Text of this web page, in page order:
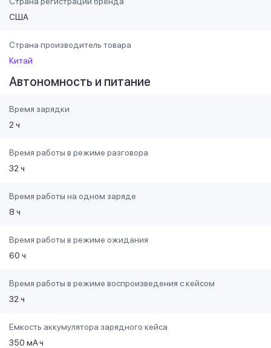
США
Страна производитель товара
Китай
Автономность и питание
Время зарядки
2 ч
Время работы в режиме разговора
32 ч
Время работы на одном заряде
8 ч
Время работы в режиме ожидания
60 ч
Время работы в режиме воспроизведения с кейсом
32 ч
Емкость аккумулятора зарядного кейса
350 мА·ч